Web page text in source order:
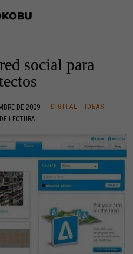
social para
DE 2009 DIGITAL ·
IDEAS
LECTURA